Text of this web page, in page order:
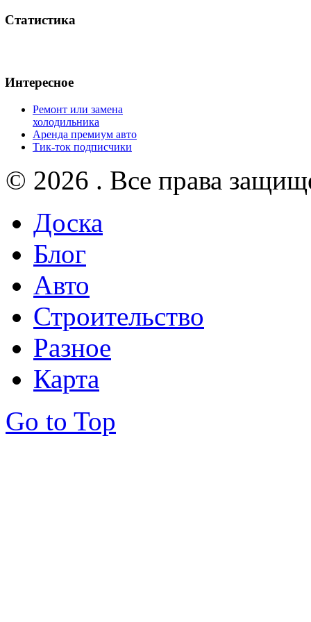
Статистика
Интересное
Ремонт или замена
холодильника
Аренда премиум авто
Тик-ток подписчики
© 2026 . Все права
Доска
Блог
Авто
Строительство
Разное
Карта
Go to Top